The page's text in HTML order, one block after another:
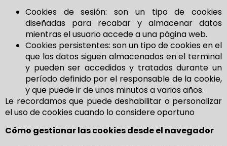
Cookies de sesión: son un tipo de cookies
diseñadas para recabar y almacenar datos
mientras el usuario accede a una página web.
Cookies persistentes: son un tipo de cookies en el
que los datos siguen almacenados en el terminal
y pueden ser accedidos y tratados durante un
período definido por el responsable de la cookie,
y que puede ir de unos minutos a varios años.
Le recordamos que puede deshabilitar o personalizar
el uso de cookies cuando lo considere oportuno
Cómo gestionar las cookies desde el navegador